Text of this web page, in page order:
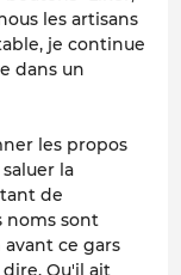
les artisans
je continue
dans un
les propos
la
de
noms sont
ce gars
Qu'il ait